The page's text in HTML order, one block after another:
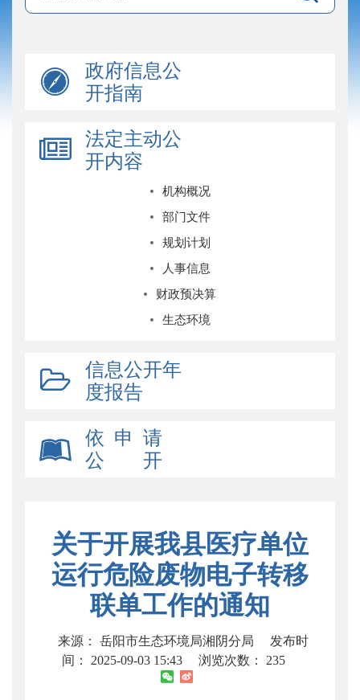
政府信息公
开指南
法定主动公
开内容
机构概况
部门文件
规划计划
人事信息
财政预决算
生态环境
信息公开年
度报告
依 申 请
公 开
关于开展我县医疗单位
运行危险废物电子转移
联单工作的通知
来源： 岳阳市生态环境局湘阴分局
发布时
间： 2025-09-03 15:43
浏览次数： 235